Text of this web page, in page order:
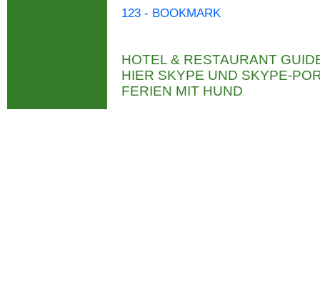
123 - BOOKMARK
HOTEL & RESTAURANT
HIER SKYPE UND SKYPE-
FERIEN MIT HUND